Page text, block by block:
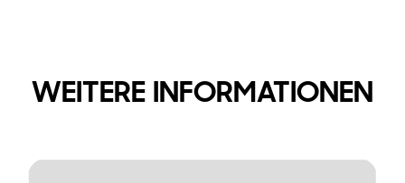
WEITERE INFORMATIONEN